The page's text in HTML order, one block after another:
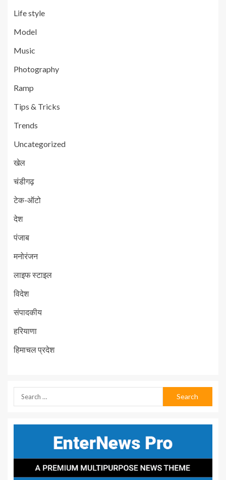
Life style
Model
Music
Photography
Ramp
Tips & Tricks
Trends
Uncategorized
खेल
चंडीगढ़
टेक-ऑटो
देश
पंजाब
मनोरंजन
लाइफ स्टाइल
विदेश
संपादकीय
हरियाणा
हिमाचल प्रदेश